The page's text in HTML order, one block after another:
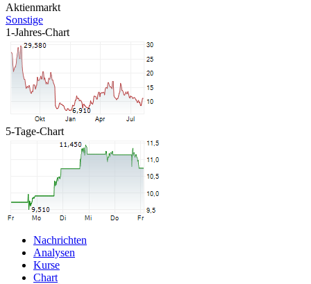
Aktienmarkt
Sonstige
1-Jahres-Chart
5-Tage-Chart
Nachrichten
Analysen
Kurse
Chart